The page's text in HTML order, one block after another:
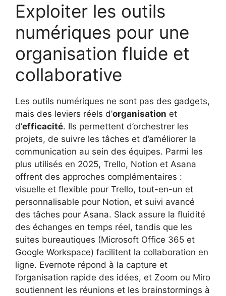
Exploiter les outils
numériques pour une
organisation fluide et
collaborative
Les outils numériques ne sont pas des gadgets,
mais des leviers réels d’organisation et
d’efficacité. Ils permettent d’orchestrer les
projets, de suivre les tâches et d’améliorer la
communication au sein des équipes. Parmi les
plus utilisés en 2025, Trello, Notion et Asana
offrent des approches complémentaires :
visuelle et flexible pour Trello, tout-en-un et
personnalisable pour Notion, et suivi avancé
des tâches pour Asana. Slack assure la fluidité
des échanges en temps réel, tandis que les
suites bureautiques (Microsoft Office 365 et
Google Workspace) facilitent la collaboration en
ligne. Evernote répond à la capture et
l’organisation rapide des idées, et Zoom ou Miro
soutiennent les réunions et les brainstormings à